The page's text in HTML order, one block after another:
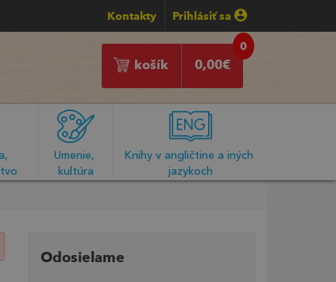
Kontakty Prihlásiť sa
0
0,00€
košík
Umenie,
kultúra
Knihy v angličtine a iných
jazykoch
Odosielame